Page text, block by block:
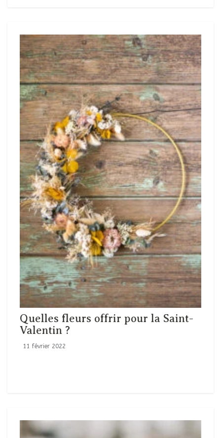
Quelles fleurs offrir pour la Saint-
Valentin ?
11 février 2022